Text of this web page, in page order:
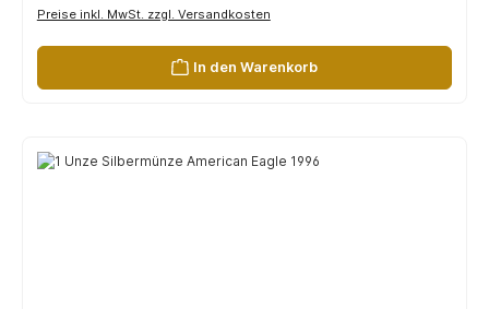
Preise inkl. MwSt. zzgl. Versandkosten
In den Warenkorb